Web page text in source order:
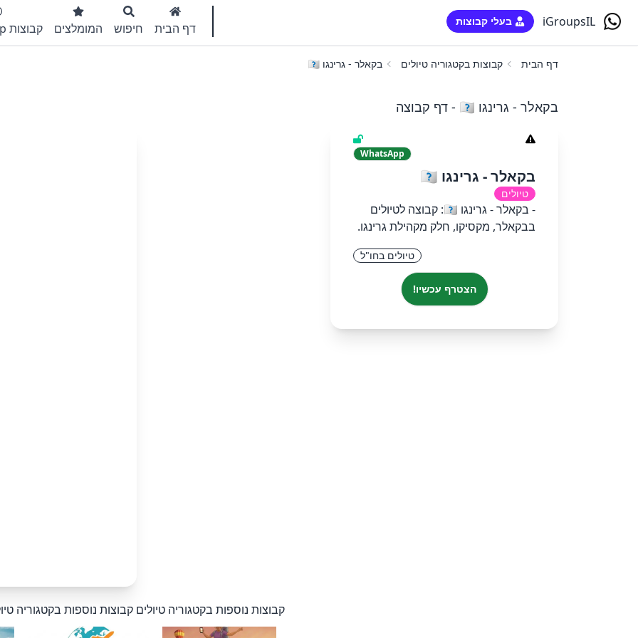
iGroupsIL בעלי קבוצות דף הבית חיפוש המומלצים קבוצות WhatsApp
דף הבית קבוצות בקטגוריה טיולים בקאלר - גרינגו 🇲🇽
בקאלר - גרינגו 🇲🇽 - דף קבוצה
WhatsApp
בקאלר - גרינגו 🇲🇽
טיולים
- בקאלר - גרינגו 🇲🇽: קבוצה לטיולים
בבקאלר, מקסיקו, חלק מקהילת גרינגו.
טיולים בחו"ל
הצטרף עכשיו!
קבוצות נוספות בקטגוריה טיולים קבוצות נוספות בקטגוריה